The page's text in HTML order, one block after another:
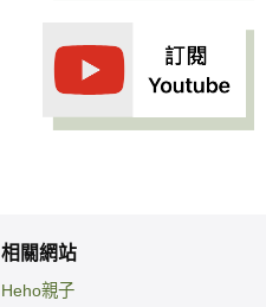
相關網站
Heho親子